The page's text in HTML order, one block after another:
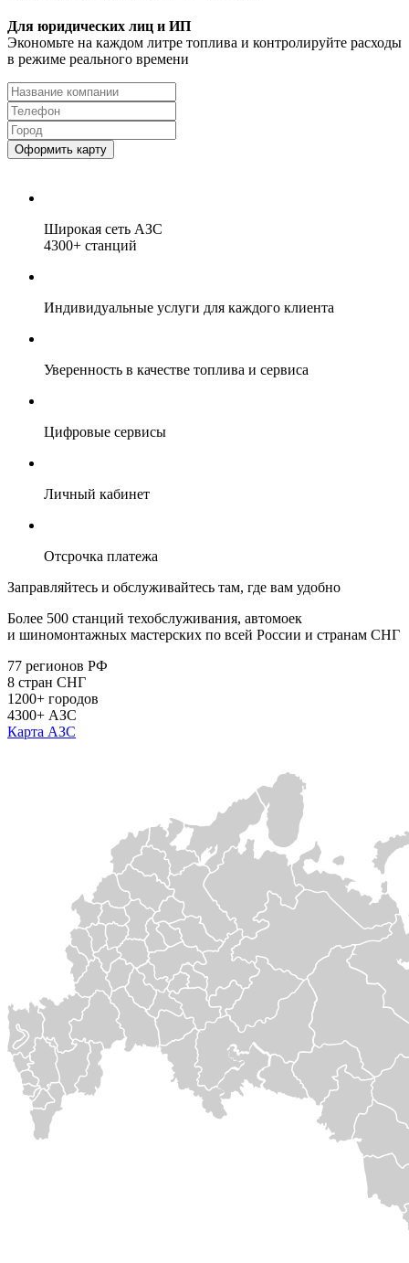
Для юридических лиц и ИП
Экономьте на каждом литре топлива и контролируйте расходы
в режиме реального времени
Оформить карту
Широкая сеть АЗС
4300+ станций
Индивидуальные услуги для каждого клиента
Уверенность в качестве топлива и сервиса
Цифровые сервисы
Личный кабинет
Отсрочка платежа
Заправляйтесь и обслуживайтесь там, где вам удобно
Более 500 станций техобслуживания, автомоек
и шиномонтажных мастерских по всей России и странам СНГ
77 регионов РФ
8 стран СНГ
1200+ городов
4300+ АЗС
Карта АЗС